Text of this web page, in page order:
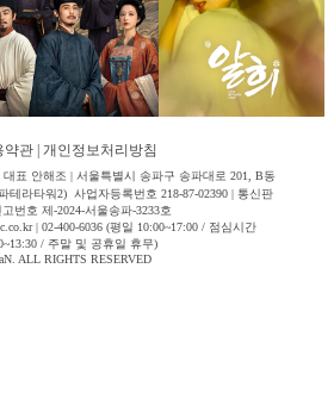
약관 개인정보처리방침
표 안해조 | 서울특별시 송파구 송파대로 201, B동
테라타워2) 사업자등록번호 218-87-02390 | 통신판
번호 제-2024-서울송파-3233호
| 02-400-6036 (평일 10:00~17:00 / 점심시간
/ 주말 및 공휴일 휴무)
ALL RIGHTS RESERVED